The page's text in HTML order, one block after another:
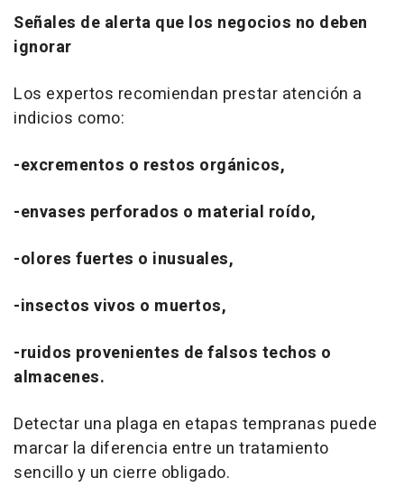
Señales de alerta que los negocios no deben
ignorar
Los expertos recomiendan prestar atención a
indicios como:
-excrementos o restos orgánicos,
-envases perforados o material roído,
-olores fuertes o inusuales,
-insectos vivos o muertos,
-ruidos provenientes de falsos techos o
almacenes.
Detectar una plaga en etapas tempranas puede
marcar la diferencia entre un tratamiento
sencillo y un cierre obligado.